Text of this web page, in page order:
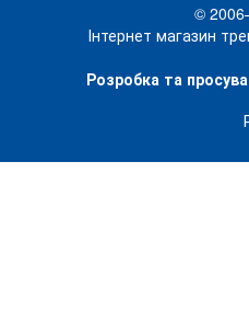
©
Інтернет магазин
Розробка та